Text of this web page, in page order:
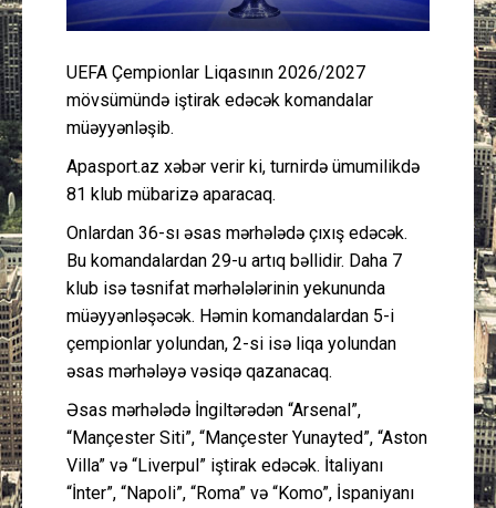
Gündəm
Cəmiyyət
UEFA Çempionlar Liqasının 2026/2027
mövsümündə iştirak edəcək komandalar
müəyyənləşib.
Apasport.az xəbər verir ki, turnirdə ümumilikdə
81 klub mübarizə aparacaq.
Onlardan 36-sı əsas mərhələdə çıxış edəcək.
Bu komandalardan 29-u artıq bəllidir. Daha 7
klub isə təsnifat mərhələlərinin yekununda
müəyyənləşəcək. Həmin komandalardan 5-i
çempionlar yolundan, 2-si isə liqa yolundan
əsas mərhələyə vəsiqə qazanacaq.
Əsas mərhələdə İngiltərədən “Arsenal”,
“Mançester Siti”, “Mançester Yunayted”, “Aston
Villa” və “Liverpul” iştirak edəcək. İtaliyanı
“İnter”, “Napoli”, “Roma” və “Komo”, İspaniyanı